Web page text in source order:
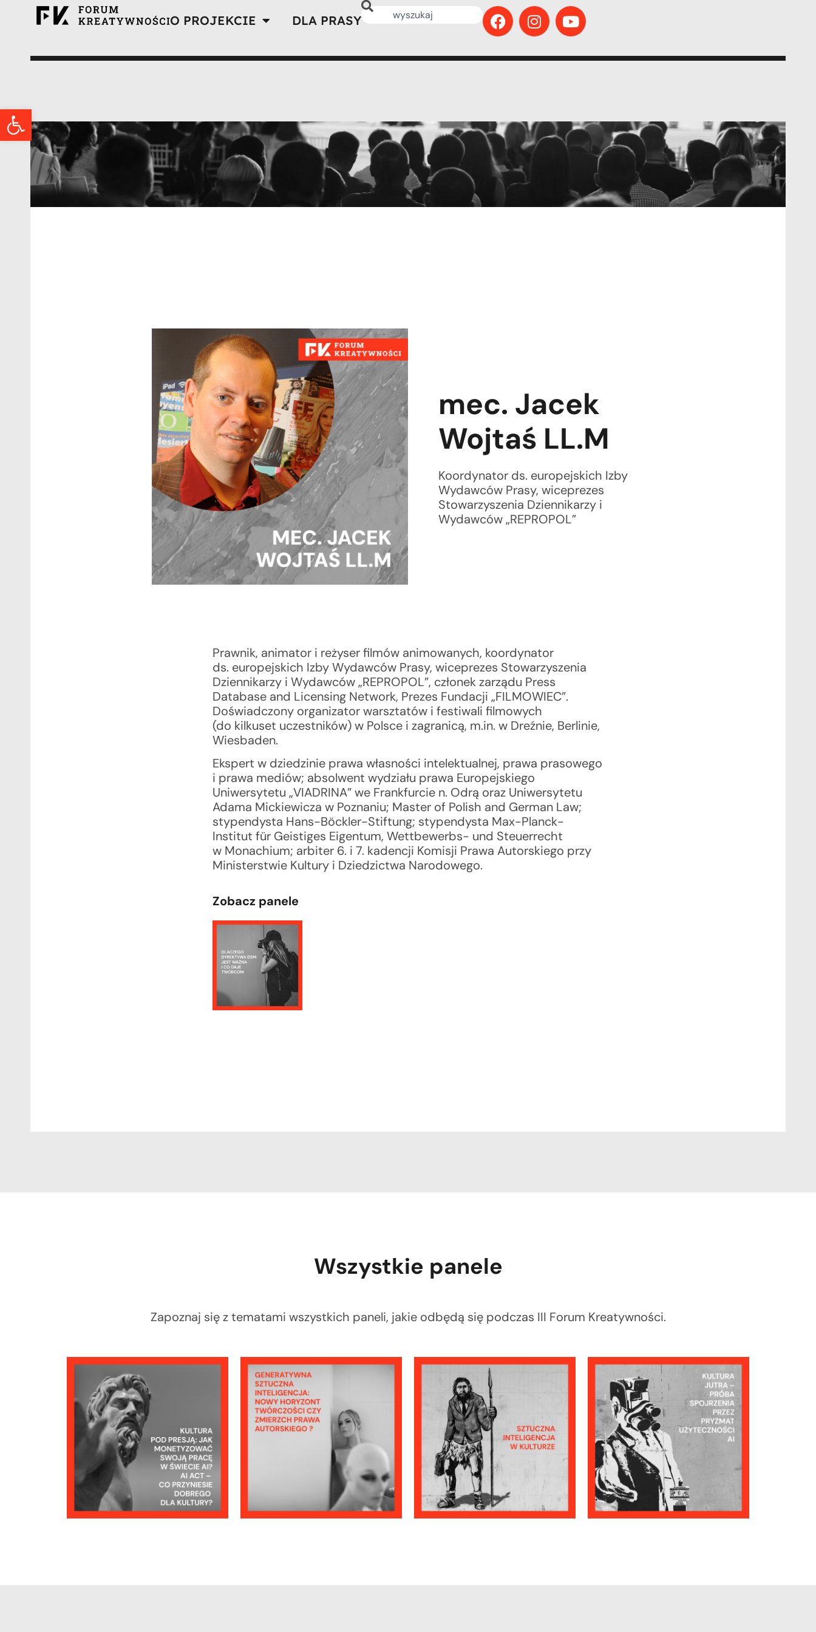
Otwórz pasek narzędzi
O PROJEKCIE DLA PRASY
mec. Jacek
Wojtaś LL.M
Koordynator ds. europejskich Izby
Wydawców Prasy, wiceprezes
Stowarzyszenia Dziennikarzy i
Wydawców „REPROPOL”
Prawnik, animator i reżyser filmów animowanych, koordynator
ds. europejskich Izby Wydawców Prasy, wiceprezes Stowarzyszenia
Dziennikarzy i Wydawców „REPROPOL”, członek zarządu Press
Database and Licensing Network, Prezes Fundacji „FILMOWIEC”.
Doświadczony organizator warsztatów i festiwali filmowych
(do kilkuset uczestników) w Polsce i zagranicą, m.in. w Dreźnie, Berlinie,
Wiesbaden.
Ekspert w dziedzinie prawa własności intelektualnej, prawa prasowego
i prawa mediów; absolwent wydziału prawa Europejskiego
Uniwersytetu „VIADRINA” we Frankfurcie n. Odrą oraz Uniwersytetu
Adama Mickiewicza w Poznaniu; Master of Polish and German Law;
stypendysta Hans-Böckler-Stiftung; stypendysta Max-Planck-
Institut für Geistiges Eigentum, Wettbewerbs- und Steuerrecht
w Monachium; arbiter 6. i 7. kadencji Komisji Prawa Autorskiego przy
Ministerstwie Kultury i Dziedzictwa Narodowego.
Zobacz panele
Wszystkie panele
Zapoznaj się z tematami wszystkich paneli, jakie odbędą się podczas III Forum Kreatywności.